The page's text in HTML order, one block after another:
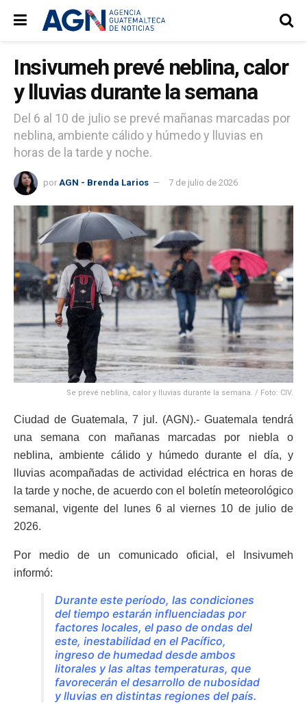
Insivumeh prevé neblina, calor
y lluvias durante la semana
Del 6 al 10 de julio se prevé mañanas marcadas por
neblina, ambiente cálido y húmedo y lluvias en
horas de la tarde y noche.
por AGN - Brenda Larios 7 de julio de 2026
Se prevé neblina, calor y lluvias durante la semana. / Foto: CIV.
Ciudad de Guatemala, 7 jul. (AGN).- Guatemala tendrá
una semana con mañanas marcadas por niebla o
neblina, ambiente cálido y húmedo durante el día, y
lluvias acompañadas de actividad eléctrica en horas de
la tarde y noche, de acuerdo con el boletín meteorológico
semanal, vigente del lunes 6 al viernes 10 de julio de
2026.
Por medio de un comunicado oficial, el Insivumeh
informó:
Durante este período, las condiciones
del tiempo estarán influenciadas por
factores locales, el paso de ondas del
este, inestabilidad en el Pacífico,
ingreso de humedad desde ambos
litorales y las altas temperaturas, que
favorecerán el desarrollo de nubosidad
y lluvias en distintas regiones del país.